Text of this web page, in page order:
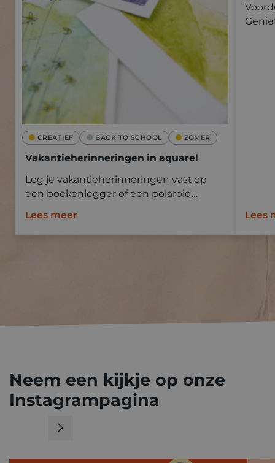
CREATIEF BACK TO SCHOOL ZOMER
Vakantieherinneringen in aquarel
Leg je vakantieherinneringen vast op
een boekenlegger of een polaroid
Neem mee op vakantie en schilder ter
plaatse of baseer je op een foto.
Lees meer Lees
Neem een kijkje op onze
Instagrampagina